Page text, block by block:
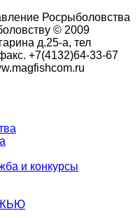
Росрыболовства
© 2009
д.25-а, тел
+7(4132)64-33-67
и конкурсы